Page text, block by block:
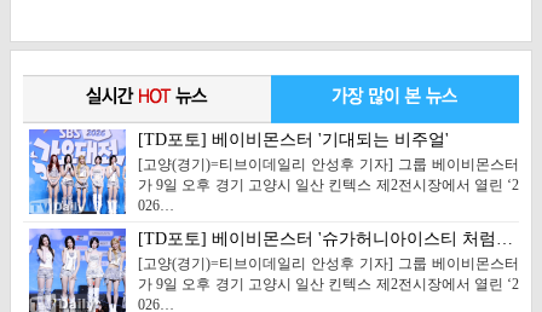
[TD포토] 베이비몬스터 '기대되는 비주얼'
[고양(경기)=티브이데일리 안성후 기자] 그룹 베이비몬스터
가 9일 오후 경기 고양시 일산 킨텍스 제2전시장에서 열린 ‘2
026…
[TD포토] 베이비몬스터 '슈가허니아이스티 처럼…
[고양(경기)=티브이데일리 안성후 기자] 그룹 베이비몬스터
가 9일 오후 경기 고양시 일산 킨텍스 제2전시장에서 열린 ‘2
026…